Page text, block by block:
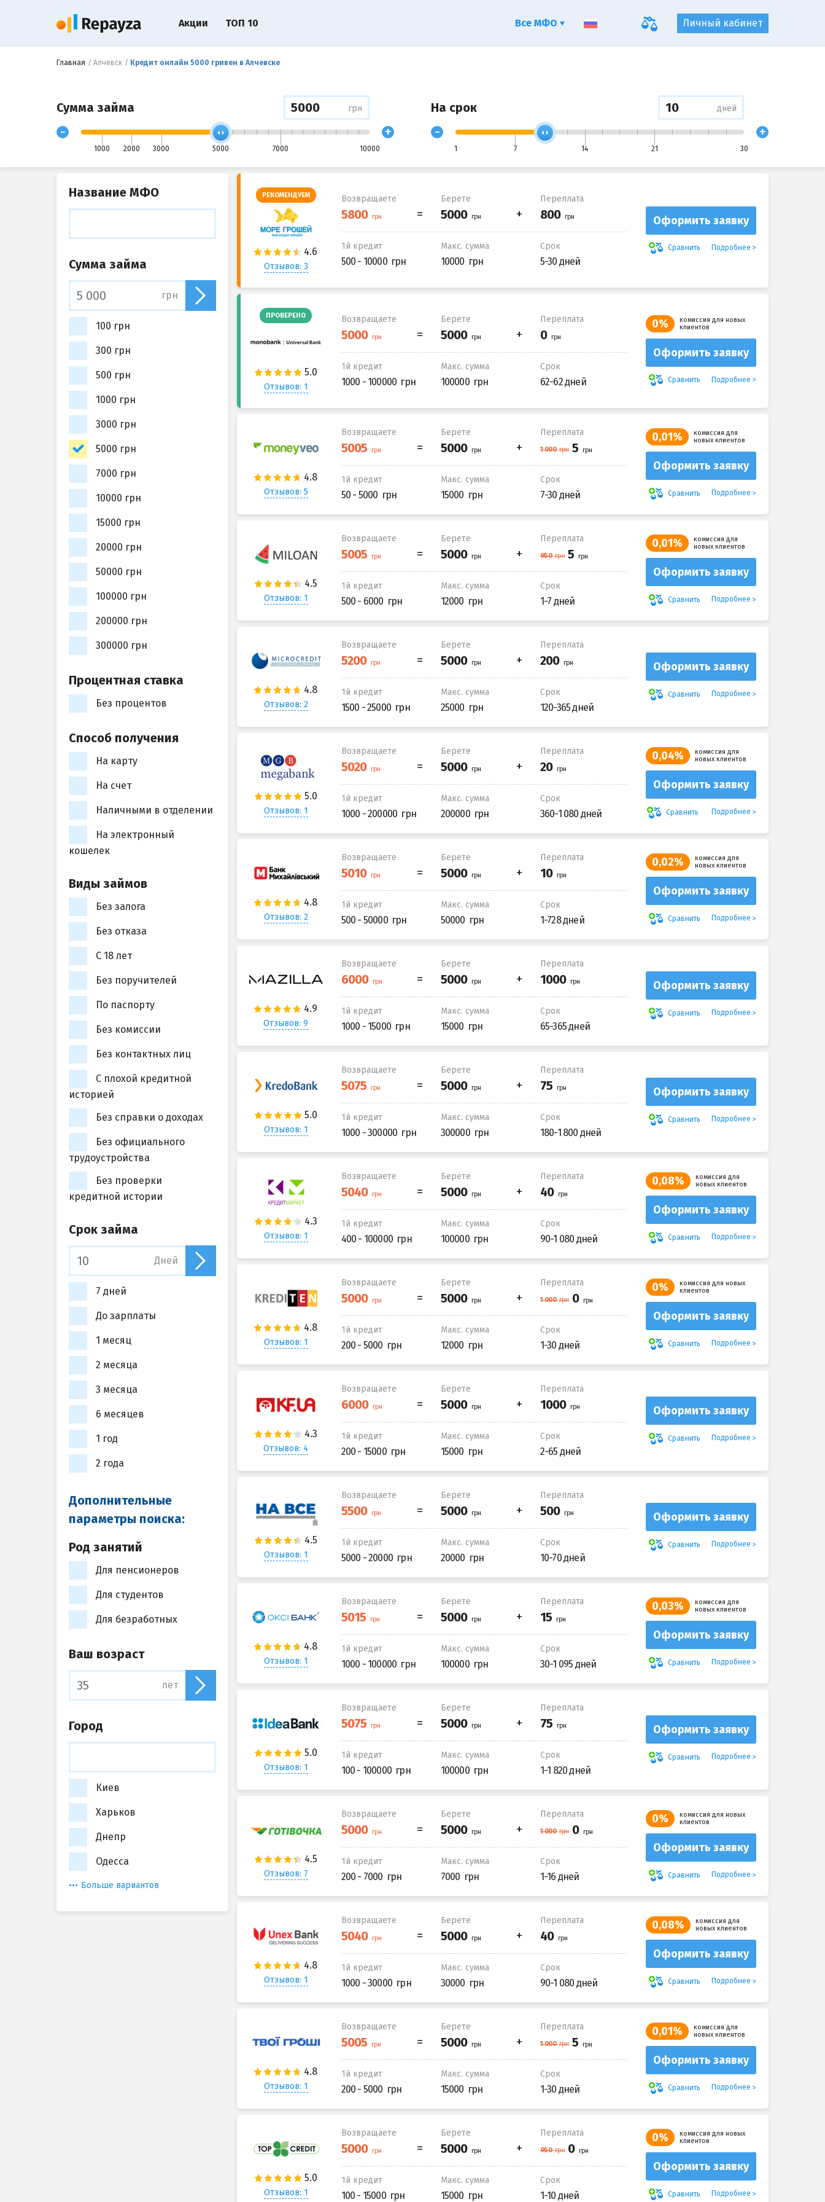
Главная Алчевск Кредит онлайн 5000 гривен в Алчевске
Сумма займа грн
-
1000 2000 3000 5000 7000 10000
+
На срок дней
-
1 7 14 21 30
+
РЕКОМЕНДУЕМ
Отзывов: 3
Возвращаете Берете Переплата
1й кредит
500 - 10000
Макс. сумма
10000
Срок
5-30 дней
Оформить заявку
Сравнить Подробнее
ПРОВЕРЕНО
Отзывов: 1
Возвращаете Берете Переплата
1й кредит
1000 - 100000
Макс. сумма
100000
Срок
62-62 дней
0%
комиссия для новых
клиентов
Оформить заявку
Сравнить Подробнее
Отзывов: 5
Возвращаете Берете Переплата
1й кредит
50 - 5000
Макс. сумма
15000
Срок
7-30 дней
0,01%
комиссия для
новых клиентов
Оформить заявку
Сравнить Подробнее
Отзывов: 1
Возвращаете Берете Переплата
1й кредит
500 - 6000
Макс. сумма
12000
Срок
1-7 дней
0,01%
комиссия для
новых клиентов
Оформить заявку
Сравнить Подробнее
Отзывов: 2
Возвращаете Берете Переплата
1й кредит
1500 - 25000
Макс. сумма
25000
Срок
120-365 дней
Оформить заявку
Сравнить Подробнее
Отзывов: 1
Возвращаете Берете Переплата
1й кредит
1000 - 200000
Макс. сумма
200000
Срок
360-1 080 дней
0,04%
комиссия для
новых клиентов
Оформить заявку
Сравнить Подробнее
Отзывов: 2
Возвращаете Берете Переплата
1й кредит
500 - 50000
Макс. сумма
50000
Срок
1-728 дней
0,02%
комиссия для
новых клиентов
Оформить заявку
Сравнить Подробнее
Отзывов: 9
Возвращаете Берете Переплата
1й кредит
1000 - 15000
Макс. сумма
15000
Срок
65-365 дней
Оформить заявку
Сравнить Подробнее
Отзывов: 1
Возвращаете Берете Переплата
1й кредит
1000 - 300000
Макс. сумма
300000
Срок
180-1 800 дней
Оформить заявку
Сравнить Подробнее
Отзывов: 1
Возвращаете Берете Переплата
1й кредит
400 - 100000
Макс. сумма
100000
Срок
90-1 080 дней
0,08%
комиссия для
новых клиентов
Оформить заявку
Сравнить Подробнее
Отзывов: 1
Возвращаете Берете Переплата
1й кредит
200 - 5000
Макс. сумма
12000
Срок
1-30 дней
0%
комиссия для новых
клиентов
Оформить заявку
Сравнить Подробнее
Отзывов: 4
Возвращаете Берете Переплата
1й кредит
200 - 15000
Макс. сумма
15000
Срок
2-65 дней
Оформить заявку
Сравнить Подробнее
Отзывов: 1
Возвращаете Берете Переплата
1й кредит
5000 - 20000
Макс. сумма
20000
Срок
10-70 дней
Оформить заявку
Сравнить Подробнее
Отзывов: 1
Возвращаете Берете Переплата
1й кредит
1000 - 100000
Макс. сумма
100000
Срок
30-1 095 дней
0,03%
комиссия для
новых клиентов
Оформить заявку
Сравнить Подробнее
Отзывов: 1
Возвращаете Берете Переплата
1й кредит
100 - 100000
Макс. сумма
100000
Срок
1-1 820 дней
Оформить заявку
Сравнить Подробнее
Отзывов: 7
Возвращаете Берете Переплата
1й кредит
200 - 7000
Макс. сумма
7000
Срок
1-16 дней
0%
комиссия для новых
клиентов
Оформить заявку
Сравнить Подробнее
Отзывов: 1
Возвращаете Берете Переплата
1й кредит
1000 - 30000
Макс. сумма
30000
Срок
90-1 080 дней
0,08%
комиссия для
новых клиентов
Оформить заявку
Сравнить Подробнее
Отзывов: 1
Возвращаете Берете Переплата
1й кредит
200 - 5000
Макс. сумма
15000
Срок
1-30 дней
0,01%
комиссия для
новых клиентов
Оформить заявку
Сравнить Подробнее
Отзывов: 1
Возвращаете Берете Переплата
1й кредит
100 - 15000
Макс. сумма
15000
Срок
1-10 дней
0%
комиссия для новых
клиентов
Оформить заявку
Сравнить Подробнее
Название МФО
Сумма займа
грн
100 грн
300 грн
500 грн
1000 грн
3000 грн
5000 грн
7000 грн
10000 грн
15000 грн
20000 грн
50000 грн
100000 грн
200000 грн
300000 грн
Процентная ставка
Без процентов
Способ получения
На карту
На счет
Наличными в отделении
На электронный
кошелек
Виды займов
Без залога
Без отказа
С 18 лет
Без поручителей
По паспорту
Без комиссии
Без контактных лиц
С плохой кредитной
историей
Без справки о доходах
Без официального
трудоустройства
Без проверки
кредитной истории
Срок займа
Дней
7 дней
До зарплаты
1 месяц
2 месяца
3 месяца
6 месяцев
1 год
2 года
Дополнительные
параметры поиска:
Род занятий
Для пенсионеров
Для студентов
Для безработных
Ваш возраст
лет
Город
Киев
Харьков
Днепр
Одесса
Больше вариантов
Личный кабинет
Акции ТОП 10 Все МФО